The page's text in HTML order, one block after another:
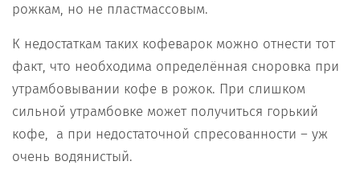
рожкам, но не пластмассовым.
К недостаткам таких кофеварок можно отнести тот
факт, что необходима определённая сноровка при
утрамбовывании кофе в рожок. При слишком
сильной утрамбовке может получиться горький
кофе, а при недостаточной спресованности – уж
очень водянистый.